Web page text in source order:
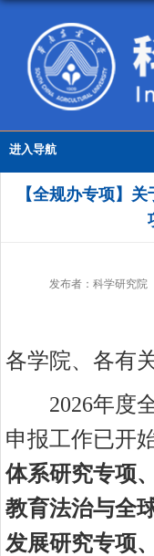
进入导航
【全规办专项】
发布者：科学研究院
各学院、各有
2026年度
申报工作已开
体系研究专项、
教育法治与全
发展研究专项